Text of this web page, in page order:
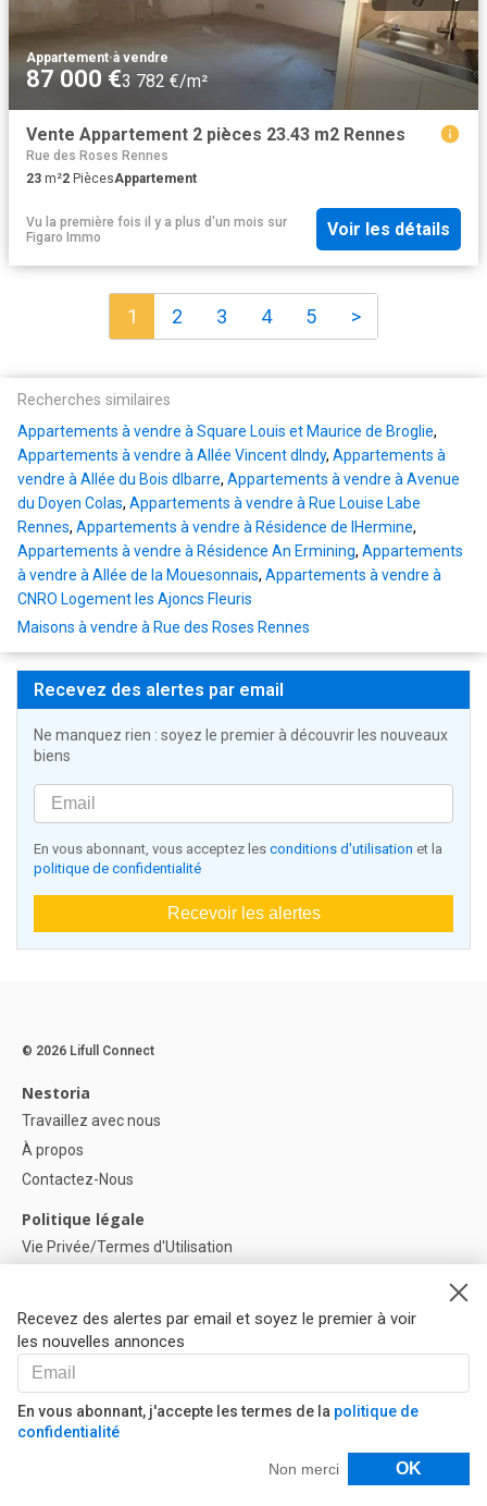
Appartement·à vendre
87 000 €3 782 €/m²
Vente Appartement 2 pièces 23.43 m2 Rennes
Rue des Roses Rennes
23 m²2 PiècesAppartement
Vu la première fois il y a plus d'un mois sur
Figaro Immo
Voir les détails
1 2 3 4 5 >
Recherches similaires
Appartements à vendre à Square Louis et Maurice de Broglie,
Appartements à vendre à Allée Vincent dIndy, Appartements à
vendre à Allée du Bois dIbarre, Appartements à vendre à Avenue
du Doyen Colas, Appartements à vendre à Rue Louise Labe
Rennes, Appartements à vendre à Résidence de lHermine,
Appartements à vendre à Résidence An Ermining, Appartements
à vendre à Allée de la Mouesonnais, Appartements à vendre à
CNRO Logement les Ajoncs Fleuris
Maisons à vendre à Rue des Roses Rennes
Recevez des alertes par email
Ne manquez rien : soyez le premier à découvrir les nouveaux
biens
En vous abonnant, vous acceptez les conditions d'utilisation et la
politique de confidentialité
Recevoir les alertes
Recevez des alertes par email et soyez le premier à voir
les nouvelles annonces
En vous abonnant, j'accepte les termes de la politique de
confidentialité
Non merci OK
Filtres
© 2026 Lifull Connect
Nestoria
Travaillez avec nous
À propos
Contactez-Nous
Politique légale
Vie Privée/Termes d'Utilisation
Paramètres des cookies
Aide
FAQ
Nos Partenaires